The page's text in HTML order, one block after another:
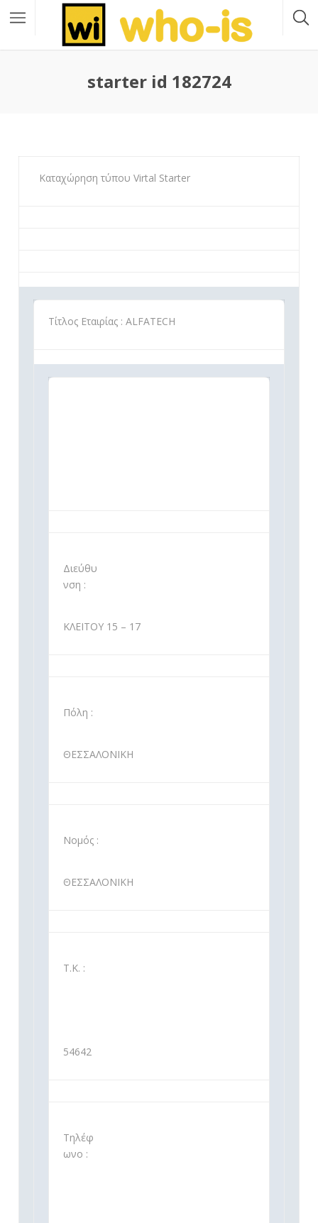
starter id 182724
Καταχώρηση τύπου Virtal Starter
Τίτλος Εταιρίας : ALFATECH
Διεύθυ
νση :
ΚΛΕΙΤΟΥ 15 – 17
Πόλη :
ΘΕΣΣΑΛΟΝΙΚΗ
Νομός :
ΘΕΣΣΑΛΟΝΙΚΗ
Τ.Κ. :
54642
Τηλέφ
ωνο :